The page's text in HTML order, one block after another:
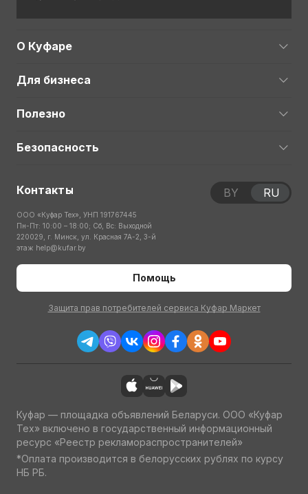
О Куфаре
Для бизнеса
Полезно
Безопасность
Контакты
ООО «Куфар Тех», УНП 191767445
Пн-Пт: 10:00 – 18:00; Сб, Вс: Выходной
220029, г. Минск, ул. Красная 7А-2, 3-й
этаж help@kufar.by
Помощь
Защита прав потребителей сервиса Куфар Маркет
BY RU
Куфар — площадка объявлений Беларуси. ООО «Куфар
Тех» включено в государственный информационный
ресурс «Реестр рекламораспространителей»
*Оплата производится в белорусских рублях по курсу
НБ РБ.